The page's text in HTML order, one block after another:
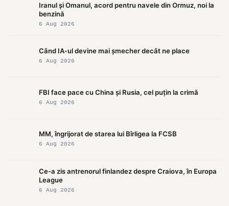
Iranul și Omanul, acord pentru navele din Ormuz, noi la
benzină
6 Aug 2026
Când IA-ul devine mai șmecher decât ne place
6 Aug 2026
FBI face pace cu China și Rusia, cel puțin la crimă
6 Aug 2026
MM, îngrijorat de starea lui Bîrligea la FCSB
6 Aug 2026
Ce-a zis antrenorul finlandez despre Craiova, în Europa
League
6 Aug 2026